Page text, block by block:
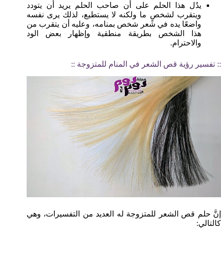
يدُل هذا الحلم على أن صاحب الحلم يريد أن يتودد
ويتقرب لشخصٍ ما ولكنه لا يستطيع، لذلك يرى نفسه
واضعًا يده في شعر شخص بمنامه، وعليه أن يتقرب من
هذا الشخص بطريقة منطقية وإظهار بعض الود
والاحترام.
:: تفسير رؤية قص الشعر في المنام للمتزوجة ::
إنَّ حلم قص الشعر للمتزوجة له العديد من التفسيرات، وهي
كالتالي: